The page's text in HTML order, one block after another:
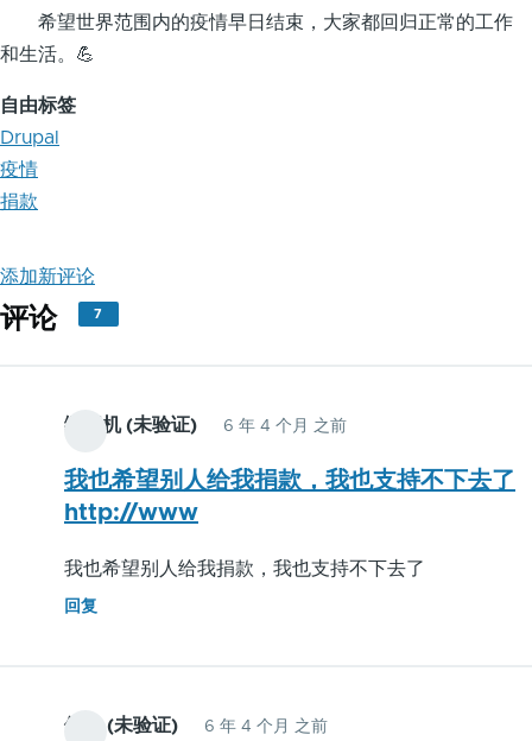
希望世界范围内的疫情早日结束，大家都回归正常的工作
和生活。💪
自由标签
Drupal
疫情
捐款
添加新评论
评论 7
缝纫机 (未验证) 6 年 4 个月 之前
我也希望别人给我捐款，我也支持不下去了
http://www
我也希望别人给我捐款，我也支持不下去了
回复
佚名 (未验证) 6 年 4 个月 之前